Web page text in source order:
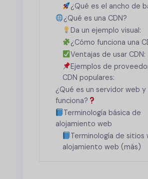
¿Qué es el ancho de
¿Qué es una CDN?
Da un ejemplo visual:
¿Cómo funciona una
Ventajas de usar CDN:
Ejemplos de
CDN populares:
¿Qué es un servidor web
funciona?
Terminología básica de
alojamiento web
Terminología de sitios
alojamiento web (más)